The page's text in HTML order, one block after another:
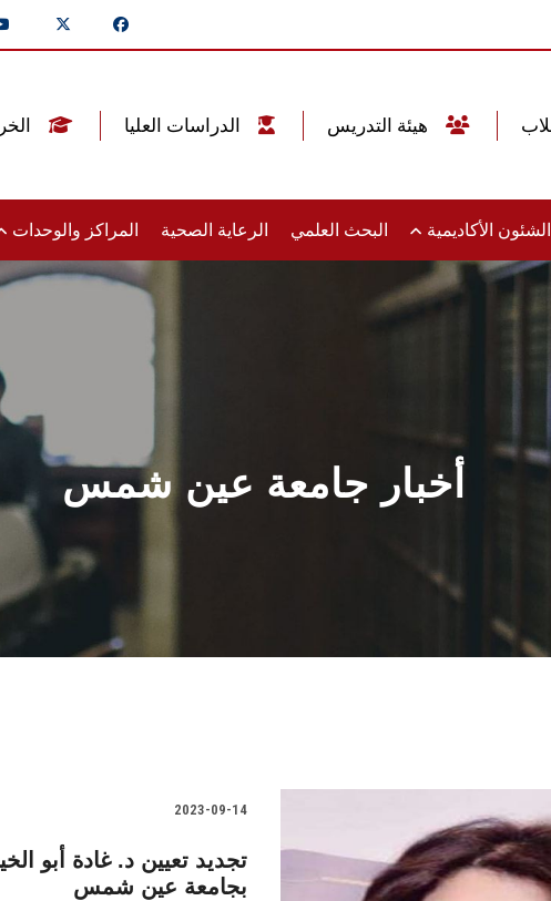
الشئون الأكاديمية البحث العلمي الرعاية الصحية المراكز والوحدات
أخبار جامعة عين شمس
2023-09-14
تجديد تعيين د. غادة أبو
بجامعة عين شمس